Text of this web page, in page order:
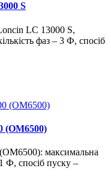
S
LC 13000 S,
фаз – 3 Ф, спосіб
(OM6500)
максимальна
Ф, спосіб пуску –